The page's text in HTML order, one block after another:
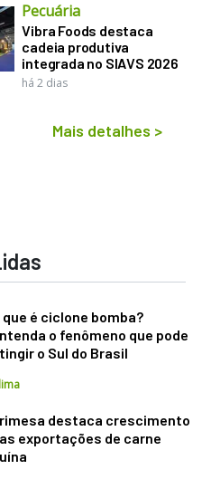
Pecuária
Vibra Foods destaca
cadeia produtiva
integrada no SIAVS 2026
há 2 dias
Mais detalhes >
que é ciclone bomba?
o fenômeno que pode
o Sul do Brasil
destaca crescimento
exportações de carne